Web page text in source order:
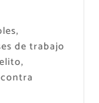
de trabajo